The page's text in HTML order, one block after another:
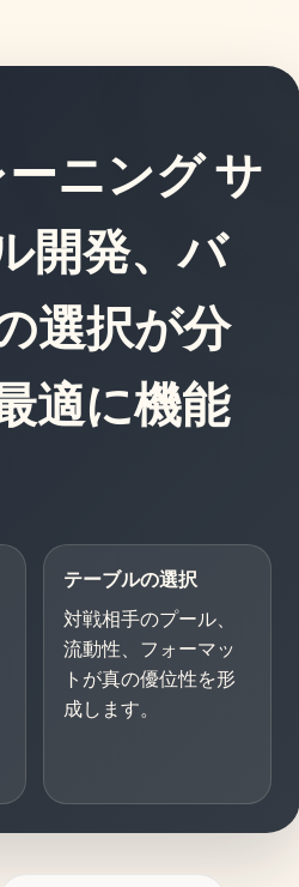
ニング サ
開発、バ
選択が分
適に機能
テーブルの選択
対戦相手のプール、
流動性、フォーマッ
トが真の優位性を形
成します。